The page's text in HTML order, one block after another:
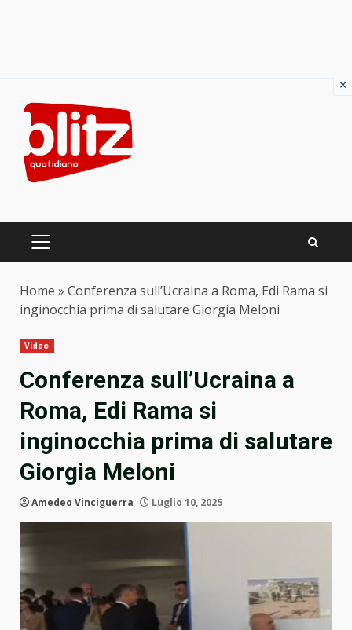
content
PRIMARY
Home » Conferenza sull’Ucraina a Roma, Edi Rama si
inginocchia prima di salutare Giorgia Meloni
Video
Conferenza sull’Ucraina a
Roma, Edi Rama si
inginocchia prima di salutare
Giorgia Meloni
Amedeo Vinciguerra Luglio 10, 2025
×